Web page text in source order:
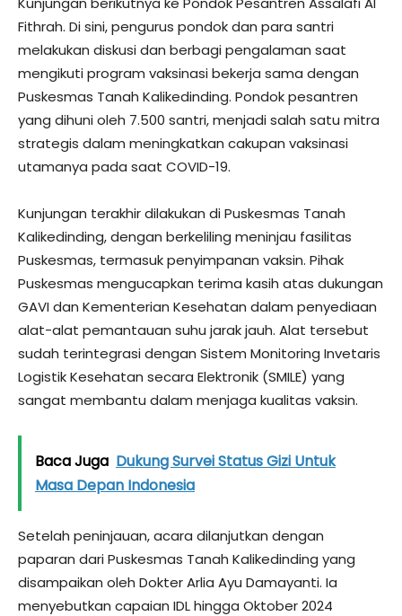
Fithrah. Di sini, pengurus pondok dan para santri
melakukan diskusi dan berbagi pengalaman saat
mengikuti program vaksinasi bekerja sama dengan
Puskesmas Tanah Kalikedinding. Pondok pesantren
yang dihuni oleh 7.500 santri, menjadi salah satu mitra
strategis dalam meningkatkan cakupan vaksinasi
utamanya pada saat COVID-19.
Kunjungan terakhir dilakukan di Puskesmas Tanah
Kalikedinding, dengan berkeliling meninjau fasilitas
Puskesmas, termasuk penyimpanan vaksin. Pihak
Puskesmas mengucapkan terima kasih atas dukungan
GAVI dan Kementerian Kesehatan dalam penyediaan
alat-alat pemantauan suhu jarak jauh. Alat tersebut
sudah terintegrasi dengan Sistem Monitoring Invetaris
Logistik Kesehatan secara Elektronik (SMILE) yang
sangat membantu dalam menjaga kualitas vaksin.
Baca Juga Dukung Survei Status Gizi Untuk
Masa Depan Indonesia
Setelah peninjauan, acara dilanjutkan dengan
paparan dari Puskesmas Tanah Kalikedinding yang
disampaikan oleh Dokter Arlia Ayu Damayanti. Ia
menyebutkan capaian IDL hingga Oktober 2024